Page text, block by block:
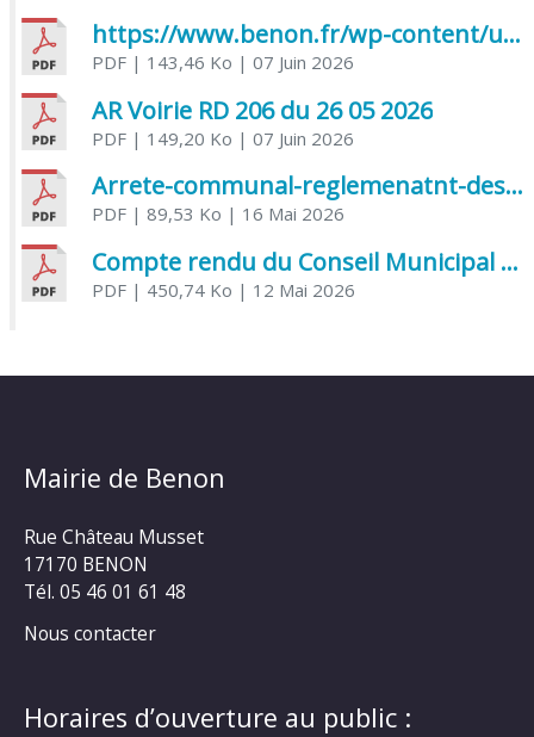
https://www.benon.fr/wp-content/uploads/2026/06/AR-Voirie-Chemin-de-Lafond-du-26-05-2026.pdf
PDF| 143,46 Ko | 07 Juin 2026
AR Voirie RD 206 du 26 05 2026
PDF| 149,20 Ko | 07 Juin 2026
Arrete-communal-reglemenatnt-des-bruits-de-voisinage-et-des-activites-bruyantes
PDF| 89,53 Ko | 16 Mai 2026
Compte rendu du Conseil Municipal du 06 mai 2026
PDF| 450,74 Ko | 12 Mai 2026
Mairie de Benon
Rue Château Musset
17170 BENON
Tél. 05 46 01 61 48
Nous contacter
Horaires d’ouverture au public :